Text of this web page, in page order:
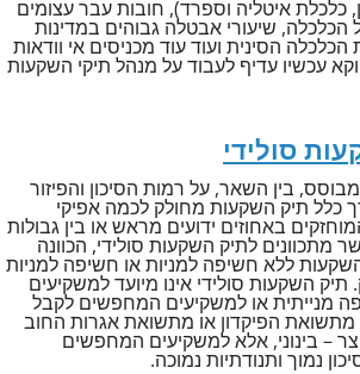
כלכלת איטליה וספרד), חובות עבר עצומים
שיעורי אבטלה גבוהים במדינות
הסינית ועוד עוד מכניסים אי וודאות
עכשיו עדיף לעבוד על מנהל תיקי השקעות
סולידי
בין השאר, על רמות הסיכון והפיזור
כלל תיק השקעות מחולק לכמה אפיקי
באחוזים ידועים מראש או בין גבולות
מתכוונים לתיק השקעות סולידי, הכוונה
ללא חשיפה למניות או חשיפה למניות
התיק. תיק השקעות סולידי אינו מיועד למשקיעים
מנייתית או למשקיעים המחפשים לקבל
הפיקדון או מתשואת אגרות החוב
– בינוני, אלא למשקיעים המחפשים
נמוך ותנודתיות נמוכה.